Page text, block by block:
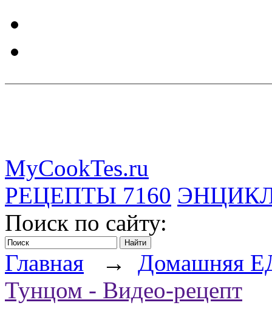
MyCookTes.ru
РЕЦЕПТЫ 7160
Поиск по сайту:
Главная → Домашняя
Тунцом - Видео-рецепт